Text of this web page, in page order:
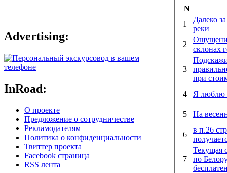
Advertising:
InRoad:
О проекте
Предложение о сотрудничестве
Рекламодателям
Политика о конфиденциальности
Твиттер проекта
Facebook страница
RSS лента
N
1
Далеко
реки
2
склонах
3
при
4
Я люблю
5 На
6
в п.26
7
Текущая
по